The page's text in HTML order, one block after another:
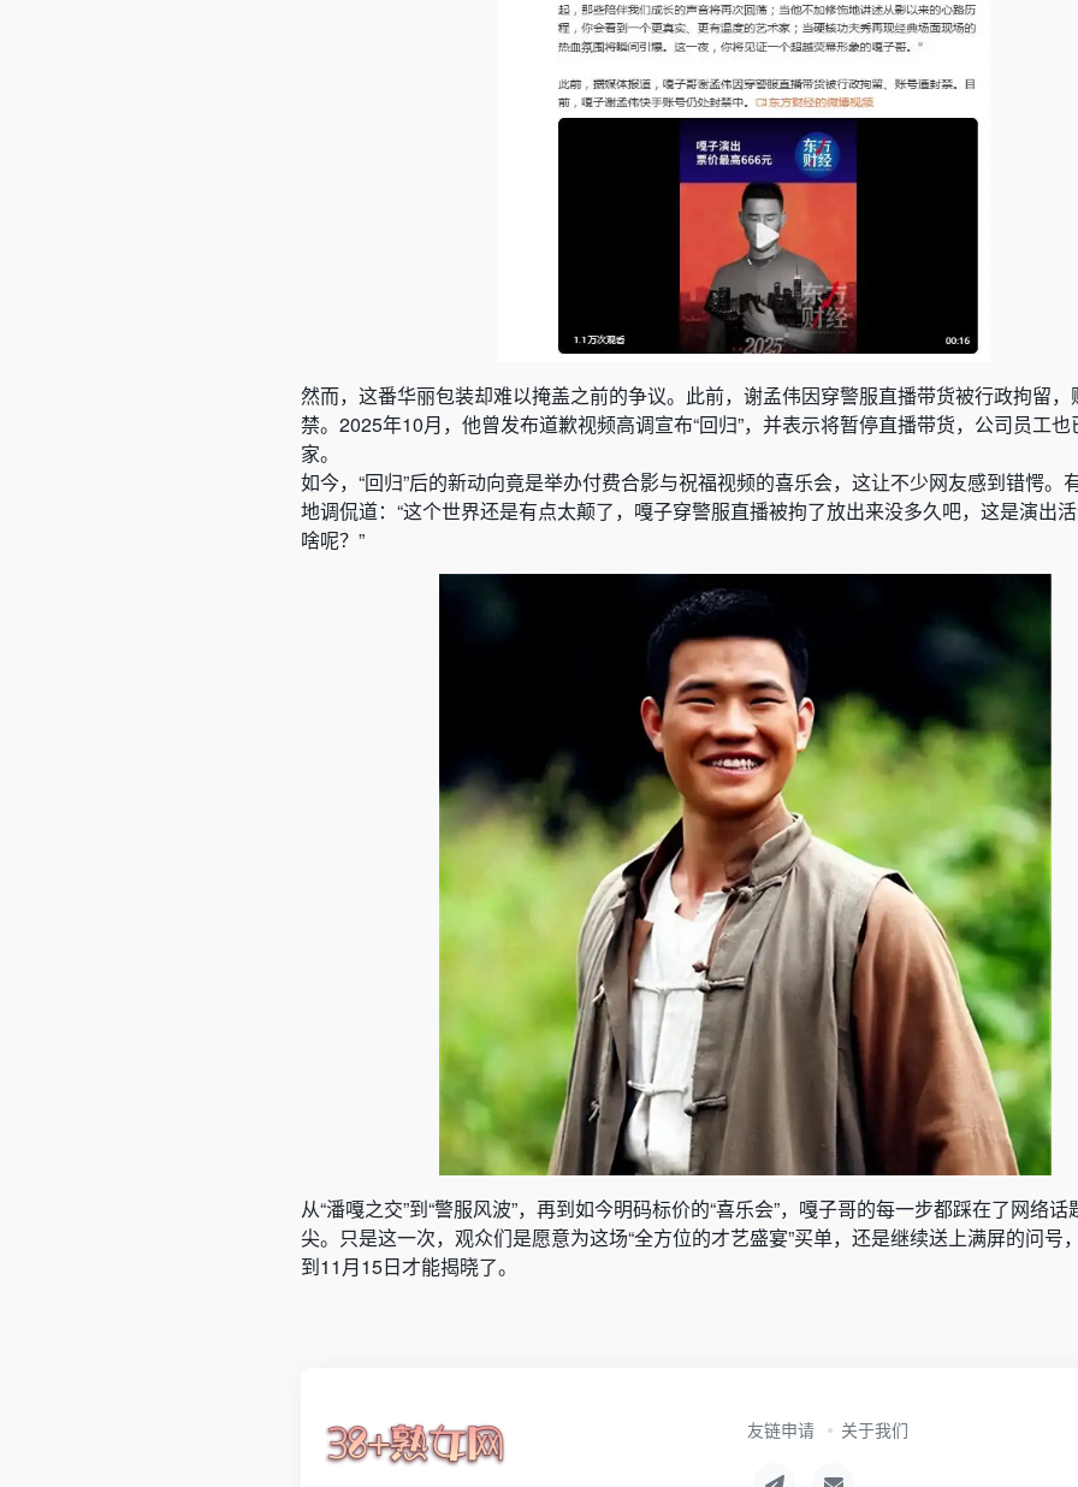
然而，这番华丽包装却难以掩盖之前的争议。此前，谢孟伟因穿警服直播带货被行政拘留，
禁。2025年10月，他曾发布道歉视频高调宣布“回归”，并表示将暂停直播带货，公司员工
家。
如今，“回归”后的新动向竟是举办付费合影与祝福视频的喜乐会，这让不少网友感到错愕。
地调侃道：“这个世界还是有点太颠了，嘎子穿警服直播被拘了放出来没多久吧，这是演出
啥呢？”
从“潘嘎之交”到“警服风波”，再到如今明码标价的“喜乐会”，嘎子哥的每一步都踩在了网络话
尖。只是这一次，观众们是愿意为这场“全方位的才艺盛宴”买单，还是继续送上满屏的问号
到11月15日才能揭晓了。
友链申请 关于我们